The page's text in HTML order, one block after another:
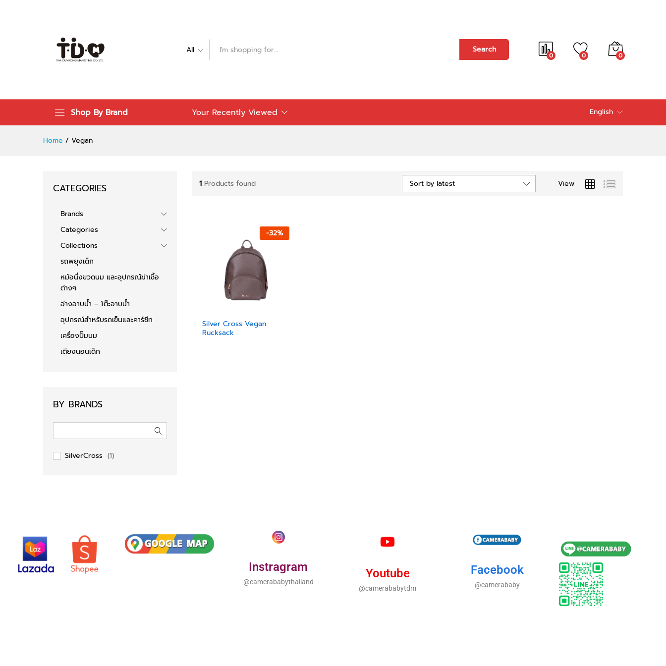
All Search
0 0 0
Shop By Brand Your Recently Viewed English
Home / Vegan
1 Products found View
Sort by latest
-32%
Silver Cross Vegan
Rucksack
CATEGORIES
Brands
Categories
Collections
รถพยุงเด็ก
หม้อนึ่งขวดนม และอุปกรณ์ฆ่าเชื้อ
ต่างๆ
อ่างอาบน้ำ – โต๊ะอาบน้ำ
อุปกรณ์สำหรับรถเข็นและคาร์ซีท
เครื่องปั๊มนม
เตียงนอนเด็ก
BY BRANDS
SilverCross (1)
Instragram
@camerababythailand
Youtube
@camerababytdm
Facebook
@camerababy